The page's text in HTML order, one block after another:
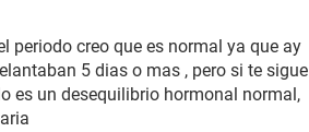
periodo creo que es normal ya que ay
5 dias o mas , pero si te sigue
es un desequilibrio hormonal normal,